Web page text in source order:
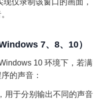
仅录制该窗口的画面，
7、8、10）
10 环境下，若满
的声音：
，用于分别输出不同的声音